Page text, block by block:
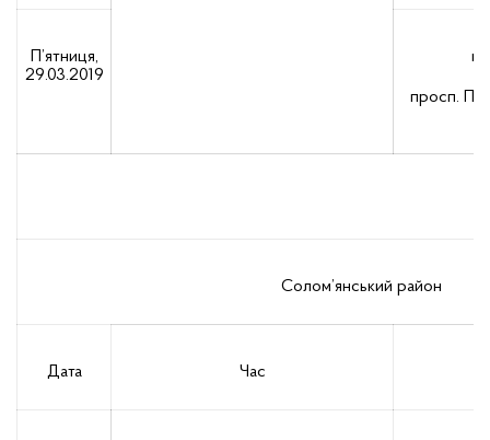
П’ятниця,
29.03.2019
просп.
Солом’янський район
Дата Час